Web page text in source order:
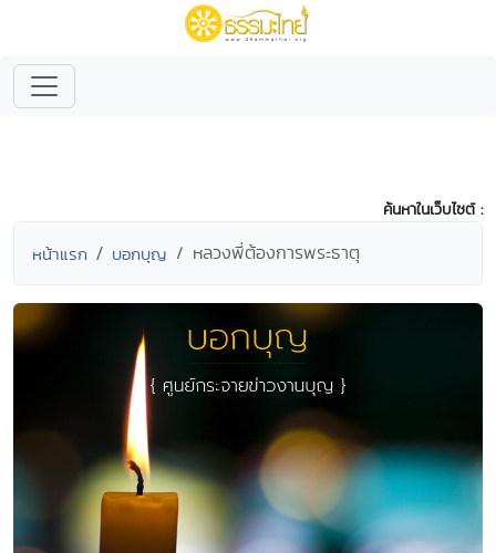
ค้นหาในเว็บไซต์ :
หน้าแรก บอกบุญ หลวงพี่ต้องการพระธาตุ